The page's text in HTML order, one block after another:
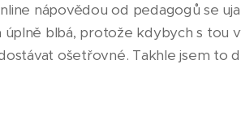
nápovědou od pedagogů se
blbá, protože kdybych s tou
ošetřovné. Takhle jsem to